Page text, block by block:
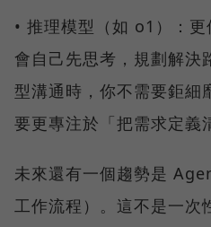
• 推理模型（如 o1）：
會自己先思考，規劃解決
型溝通時，你不需要鉅細
要更專注於「把需求定義
未來還有一個趨勢是
工作流程）。這不是一次